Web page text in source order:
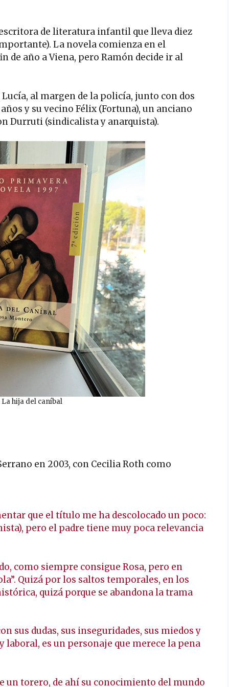
de literatura infantil que lleva diez
La novela comienza en el
de año a Viena, pero Ramón decide ir al
al margen de la policía, junto con dos
y su vecino Félix (Fortuna), un anciano
Durruti (sindicalista y anarquista).
hija del caníbal
en 2003, con Cecilia Roth como
que el título me ha descolocado un poco:
pero el padre tiene muy poca relevancia
como siempre consigue Rosa, pero en
Quizá por los saltos temporales, en los
quizá porque se abandona la trama
sus dudas, sus inseguridades, sus miedos y
es un personaje que merece la pena
un torero, de ahí su conocimiento del mundo